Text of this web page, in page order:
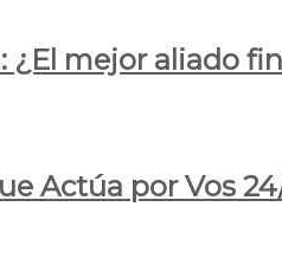
mejor aliado
Actúa por Vos